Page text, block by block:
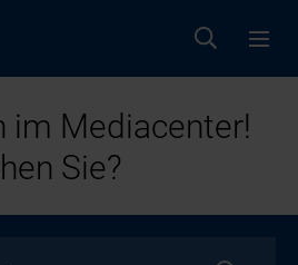
im Mediacenter!
Sie?